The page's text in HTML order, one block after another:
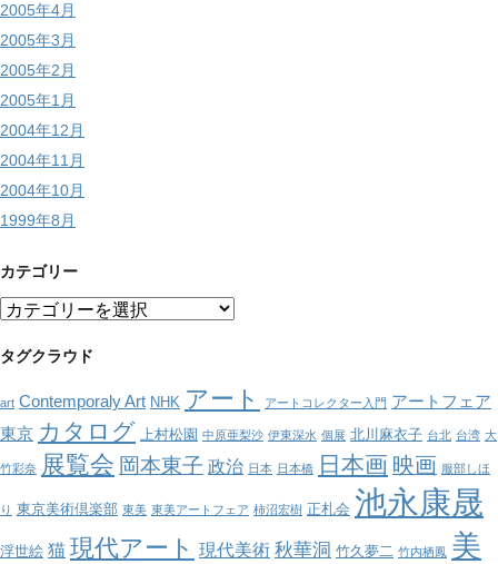
2005年4月
2005年3月
2005年2月
2005年1月
2004年12月
2004年11月
2004年10月
1999年8月
カテゴリー
カ
ゴ
ー
タグクラウド
art Contemporaly Art NHK アート アートコレクター入門 アートフェア
東京 カタログ 上村松園 中原亜梨沙 伊東深水 個展 北川麻衣子 台北 台湾 大
竹彩奈 展覧会 岡本東子 政治 日本 日本橋 日本画 映画 服部しほ
り 東京美術倶楽部 東美 東美アートフェア 柿沼宏樹 正札会 池永康晟
浮世絵 猫 現代アート 現代美術 秋華洞 竹久夢二 竹内栖鳳 美